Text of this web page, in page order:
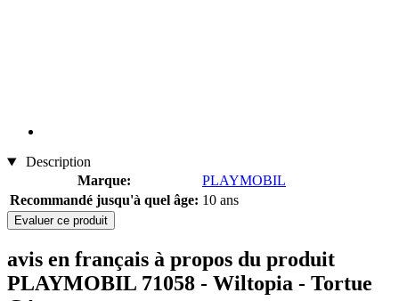
Description
Marque:
PLAYMOBIL
Recommandé jusqu'à quel âge: 10 ans
Evaluer ce produit
avis en français à propos du produit
PLAYMOBIL 71058 - Wiltopia - Tortue